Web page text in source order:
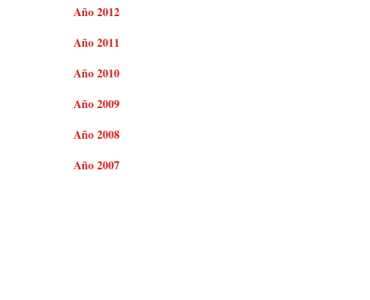
Año 2012
Año 2011
Año 2010
Año 2009
Año 2008
Año 2007